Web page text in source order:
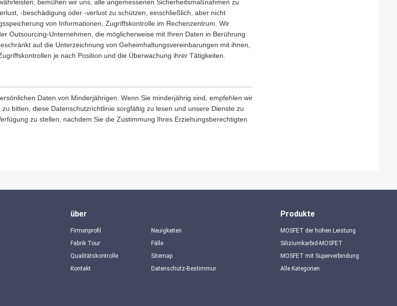
bemühen wir uns, alle angemessenen Sicherheitsmaßnahmen zu
-beschädigung oder -verlust zu schützen, einschließlich, aber nicht
von Informationen, Zugriffskontrolle im Rechenzentrum. Wir
Outsourcing-Unternehmen, die möglicherweise mit Ihren Daten in Berührung
auf die Unterzeichnung von Geheimhaltungsvereinbarungen mit ihnen,
je nach Position und die Überwachung ihrer Tätigkeiten.
Daten von Minderjährigen. Wenn Sie minderjährig sind, empfehlen wir
bitten, diese Datenschutzrichtlinie sorgfältig zu lesen und unsere Dienste zu
zu stellen, nachdem Sie die Zustimmung Ihres Erziehungsberechtigten
über
Firmenprofil
Fabrik Tour
Qualitätskontrolle
Kontakt
Neuigkeiten
Fälle
Sitemap
Datenschutz-Bestimmungen
Produkte
MOSFET der hohen Leistung
Siliziumkarbid-MOSFET
MOSFET mit Superverbindung
Alle Kategorien